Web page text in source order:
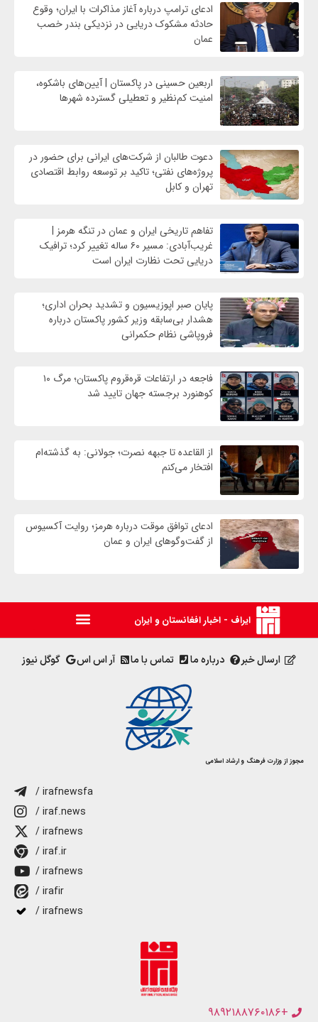
ادعای ترامپ درباره آغاز مذاکرات با ایران؛ وقوع
حادثه مشکوک دریایی در نزدیکی بندر خصب
عمان
اربعین حسینی در پاکستان | آیین‌های باشکوه،
امنیت کم‌نظیر و تعطیلی گسترده شهرها
دعوت طالبان از شرکت‌های ایرانی برای حضور در
پروژه‌های نفتی؛ تاکید بر توسعه روابط اقتصادی
تهران و کابل
تفاهم تاریخی ایران و عمان در تنگه هرمز |
غریب‌آبادی: مسیر ۶۰ ساله تغییر کرد؛ ترافیک
دریایی تحت نظارت ایران است
پایان صبر اپوزیسیون و تشدید بحران اداری؛
هشدار بی‌سابقه وزیر کشور پاکستان درباره
فروپاشی نظام حکمرانی
فاجعه در ارتفاعات قره‌قروم پاکستان؛ مرگ ۱۰
کوهنورد برجسته جهان تایید شد
از القاعده تا جبهه نصرت؛ جولانی: به گذشته‌ام
افتخار می‌کنم
ادعای توافق موقت درباره هرمز؛ روایت آکسیوس
از گفت‌وگوهای ایران و عمان
ایراف - اخبار افغانستان و ایران
ارسال خبر درباره ما تماس با ما آر اس اس گوگل نیوز
مجوز از وزارت فرهنگ و ارشاد اسلامی
/ irafnewsfa
/ iraf.news
/ irafnews
/ iraf.ir
/ irafnews
/ irafir
/ irafnews
+۹۸۹۲۱۸۸۷۶۰۱۸۶